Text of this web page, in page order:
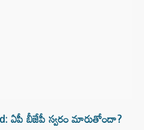
ఏపీ బీజేపీ స్వరం మారుతోందా?